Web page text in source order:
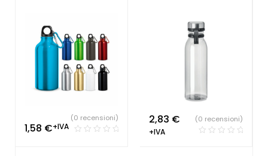
1,58 €+IVA
(0 recensioni) 2,83 €
+IVA
(0 recensioni)